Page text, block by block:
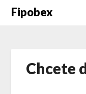
Fipobex
Chcete